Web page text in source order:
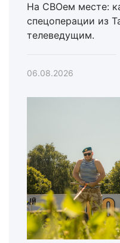
На СВОем месте:
спецоперации из
телеведущим.
06.08.2026